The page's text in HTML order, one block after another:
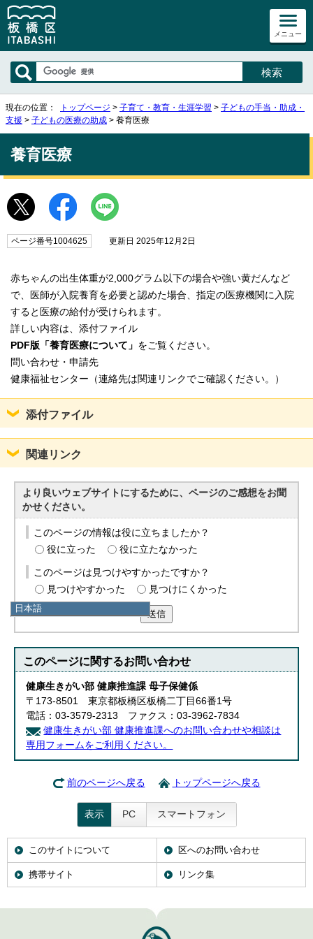
メニュー
日本語
English
한국어
简体中文
繁體中文
現在の位置： トップページ > 子育て・教育・生涯学習 > 子どもの手当・助成・
支援 > 子どもの医療の助成 > 養育医療
養育医療
ページ番号1004625 更新日 2025年12月2日
赤ちゃんの出生体重が2,000グラム以下の場合や強い黄だんなど
で、医師が入院養育を必要と認めた場合、指定の医療機関に入院
すると医療の給付が受けられます。
詳しい内容は、添付ファイル
PDF版「養育医療について」 をご覧ください。
問い合わせ・申請先
健康福祉センター（連絡先は関連リンクでご確認ください。）
添付ファイル
関連リンク
より良いウェブサイトにするために、ページのご感想をお聞
かせください。
このページの情報は役に立ちましたか？
役に立った
役に立たなかった
このページは見つけやすかったですか？
見つけやすかった
見つけにくかった
送信
このページに関するお問い合わせ
健康生きがい部 健康推進課 母子保健係
〒173-8501 東京都板橋区板橋二丁目66番1号
電話：03-3579-2313 ファクス：03-3962-7834
健康生きがい部 健康推進課へのお問い合わせや相談は
専用フォームをご利用ください。
前のページへ戻る トップページへ戻る
表示 PC スマートフォン
このサイトについて 区へのお問い合わせ
携帯サイト リンク集